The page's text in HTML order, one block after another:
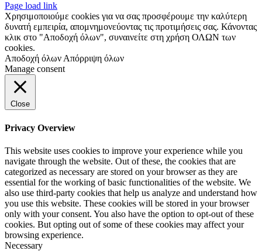
Page load link
Χρησιμοποιούμε cookies για να σας προσφέρουμε την καλύτερη
δυνατή εμπειρία, απομνημονεύοντας τις προτιμήσεις σας. Κάνοντας
κλικ στο "Αποδοχή όλων", συναινείτε στη χρήση ΟΛΩΝ των
cookies.
Αποδοχή όλων Απόρριψη όλων
Manage consent
Close
Privacy Overview
This website uses cookies to improve your experience while you
navigate through the website. Out of these, the cookies that are
categorized as necessary are stored on your browser as they are
essential for the working of basic functionalities of the website. We
also use third-party cookies that help us analyze and understand how
you use this website. These cookies will be stored in your browser
only with your consent. You also have the option to opt-out of these
cookies. But opting out of some of these cookies may affect your
browsing experience.
Necessary